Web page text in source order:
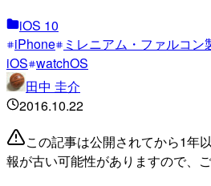
iOS 10
iPhone
ミレニアム・ファルコン
iOS watchOS
田中 圭介
2016.10.22
この記事は公開されてから1年
報が古い可能性がありますので、ご